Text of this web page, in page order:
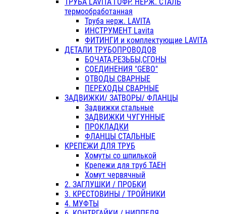
термообработанная
Труба нерж. LAVITA
ИНСТРУМЕНТ Lavita
ФИТИНГИ и комплектующие LAVITA
ДЕТАЛИ ТРУБОПРОВОДОВ
БОЧАТА,РЕЗЬБЫ,СГОНЫ
СОЕДИНЕНИЯ "GEBO"
ОТВОДЫ СВАРНЫЕ
ПЕРЕХОДЫ СВАРНЫЕ
ЗАДВИЖКИ/ ЗАТВОРЫ/ ФЛАНЦЫ
Задвижки стальные
ЗАДВИЖКИ ЧУГУННЫЕ
ПРОКЛАДКИ
ФЛАНЦЫ СТАЛЬНЫЕ
КРЕПЕЖИ ДЛЯ ТРУБ
Хомуты со шпилькой
Крепежи для труб ТАЕН
Хомут червячный
2. ЗАГЛУШКИ / ПРОБКИ
3. КРЕСТОВИНЫ / ТРОЙНИКИ
4. МУФТЫ